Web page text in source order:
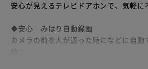
安心が見えるテレビドアホンで、気軽に
◆安心 みはり自動録画
カメラの前を人が通った時になどに自動